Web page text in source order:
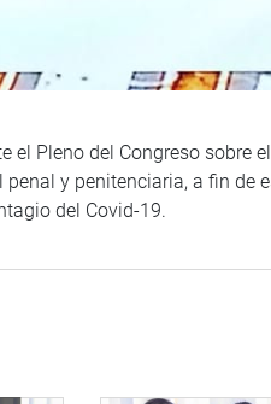
Pleno del Congreso sobre
y penitenciaria, a fin de
del Covid-19.